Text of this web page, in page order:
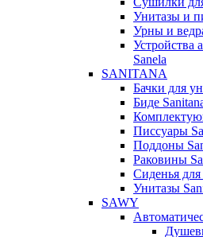
Унитазы и
Урны и
Устройства
Sanela
SANITANA
Бачки для
Биде
Писсуары
Поддоны
Раковины
Сиденья для
Унитазы
SAWY